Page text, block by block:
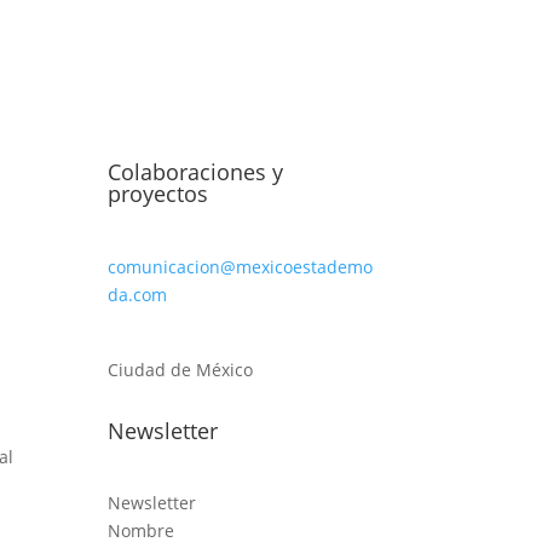
Colaboraciones y
proyectos
comunicacion@mexicoestademo
da.com
Ciudad de México
Newsletter
Newsletter
Nombre